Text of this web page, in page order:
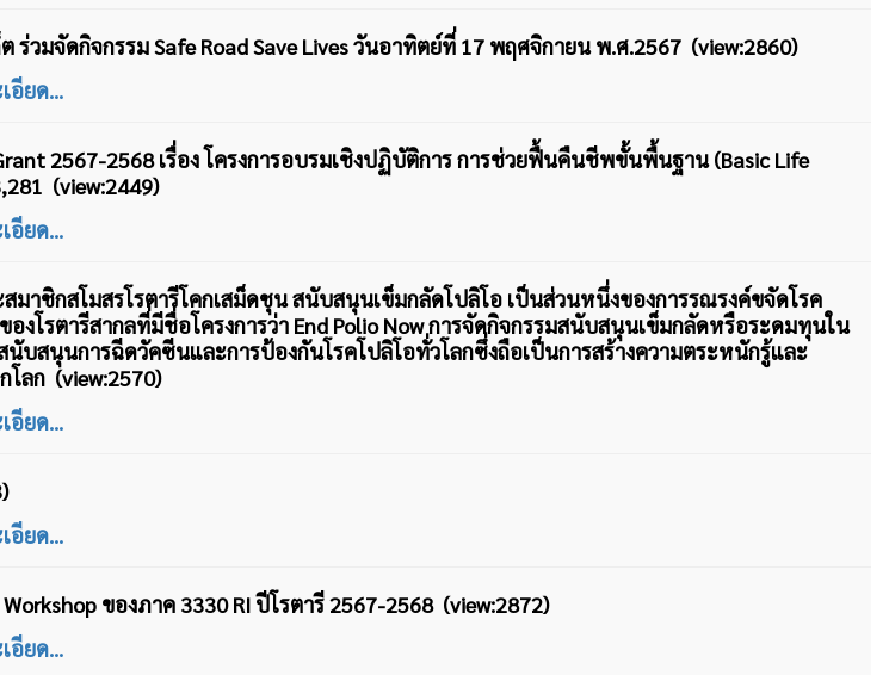
ร่วมจัดกิจกรรม Safe Road Save Lives วันอาทิตย์ที่ 17 พฤศจิกายน พ.ศ.2567 (view:2860)
อียด...
2567-2568 เรื่อง โครงการอบรมเชิงปฏิบัติการ การช่วยฟื้นคืนชีพขั้นพื้นฐาน (Basic Life
(view:2449)
อียด...
าชิกสโมสรโรตารีโคกเสม็ดชุน สนับสนุนเข็มกลัดโปลิโอ เป็นส่วนหนึ่งของการรณรงค์ขจัดโรค
งโรตารีสากลที่มีชื่อโครงการว่า End Polio Now การจัดกิจกรรมสนับสนุนเข็มกลัดหรือระดมทุนใน
บสนุนการฉีดวัคซีนและการป้องกันโรคโปลิโอทั่วโลกซึ่งถือเป็นการสร้างความตระหนักรู้และ
ลก (view:2570)
อียด...
อียด...
ของภาค 3330 RI ปีโรตารี 2567-2568 (view:2872)
อียด...